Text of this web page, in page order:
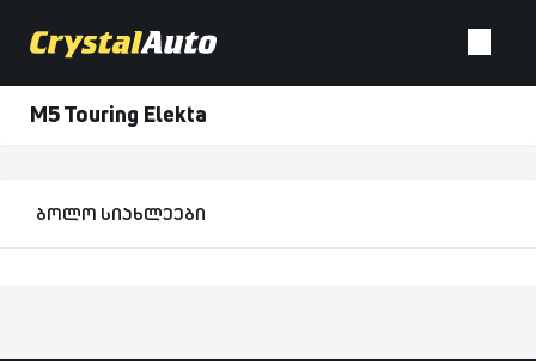
M5 Touring Elekta
ბოლო სიახლეები